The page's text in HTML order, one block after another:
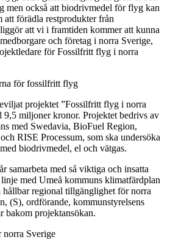
men också att biodrivmedel för flyg kan
att förädla restprodukter från
att vi i framtiden kommer att kunna
och företag i norra Sverige,
för Fossilfritt flyg i norra
för fossilfritt flyg
projektet ”Fossilfritt flyg i norra
9,5 miljoner kronor. Projektet bedrivs av
med Swedavia, BioFuel Region,
RISE Processum, som ska undersöka
biodrivmedel, el och vätgas.
samarbeta med så viktiga och insatta
med Umeå kommuns klimatfärdplan
hållbar regional tillgänglighet för norra
(S), ordförande, kommunstyrelsens
bakom projektansökan.
norra Sverige